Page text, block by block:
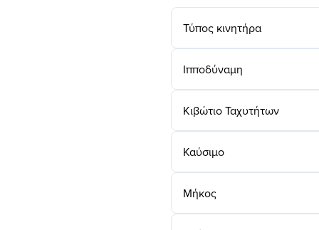
Τύπος κινητήρα
Ιπποδύναμη
Κιβώτιο Ταχυτήτων
Καύσιμο
Μήκος